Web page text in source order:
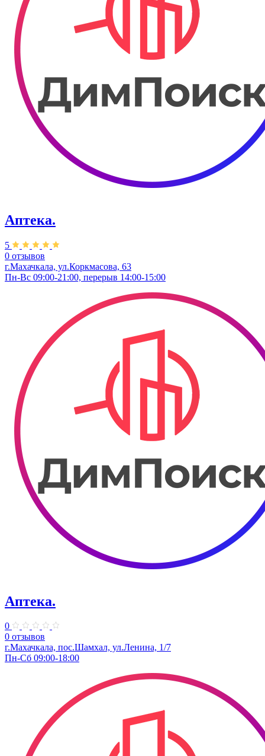
Аптека.
5
0 отзывов
г.Махачкала, ул.Коркмасова, 63
Пн-Вс 09:00-21:00, перерыв 14:00-15:00
Аптека.
0
0 отзывов
г.Махачкала, пос.Шамхал, ул.Ленина, 1/7
Пн-Сб 09:00-18:00